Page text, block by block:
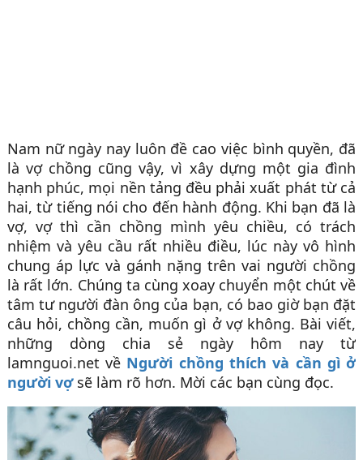
Nam nữ ngày nay luôn đề cao việc bình quyền, đã
là vợ chồng cũng vậy, vì xây dựng một gia đình
hạnh phúc, mọi nền tảng đều phải xuất phát từ cả
hai, từ tiếng nói cho đến hành động. Khi bạn đã là
vợ, vợ thì cần chồng mình yêu chiều, có trách
nhiệm và yêu cầu rất nhiều điều, lúc này vô hình
chung áp lực và gánh nặng trên vai người chồng
là rất lớn. Chúng ta cùng xoay chuyển một chút về
tâm tư người đàn ông của bạn, có bao giờ bạn đặt
câu hỏi, chồng cần, muốn gì ở vợ không. Bài viết,
những dòng chia sẻ ngày hôm nay từ
lamnguoi.net về Người chồng thích và cần gì ở
người vợ sẽ làm rõ hơn. Mời các bạn cùng đọc.